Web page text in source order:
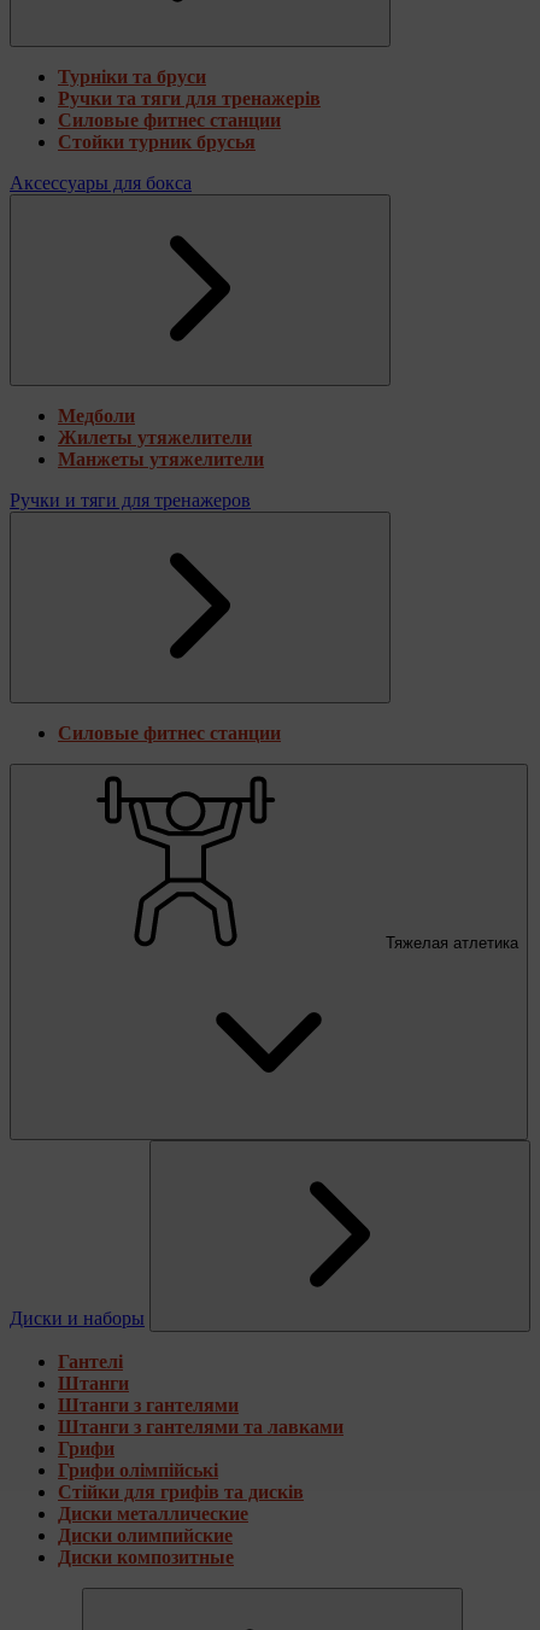
Турніки та бруси
Ручки та тяги для тренажерів
Силовые фитнес станции
Стойки турник брусья
Аксессуары для бокса
Медболи
Жилеты утяжелители
Манжеты утяжелители
Ручки и тяги для тренажеров
Силовые фитнес станции
Тяжелая атлетика
Диски и наборы
Гантелі
Штанги
Штанги з гантелями
Штанги з гантелями та лавками
Грифи
Грифи олімпійські
Стійки для грифів та дисків
Диски металлические
Диски олимпийские
Диски композитные